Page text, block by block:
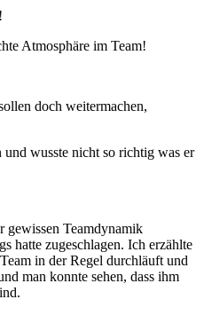
Atmosphäre im Team!
doch weitermachen,
wusste nicht so richtig was er
gewissen Teamdynamik
hatte zugeschlagen. Ich erzählte
in der Regel durchläuft und
man konnte sehen, dass ihm